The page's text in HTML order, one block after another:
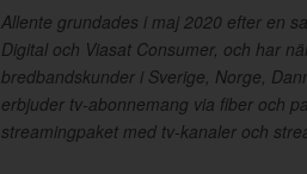
Allente grundades i maj 2020 efter en
Digital och Viasat Consumer, och har
bredbandskunder i Sverige, Norge,
erbjuder tv-abonnemang via fiber och
streamingpaket med tv-kanaler och